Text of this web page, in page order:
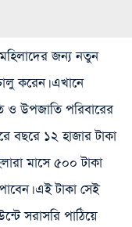
মহিলাদের জন্য নতুন
করেন। এখানে
উপজাতি পরিবারের
বছরে ১২ হাজার টাকা
মাসে ৫০০ টাকা
এই টাকা সেই
সরাসরি পাঠিয়ে